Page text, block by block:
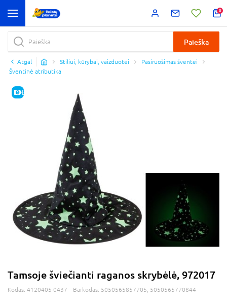
0
Paieška
Atgal Stiliui, kūrybai, vaizduotei
Pasiruošimas šventei
Šventinė atributika
E-KAINA
Tamsoje šviečianti raganos skrybėlė, 972017
Kodas: 4120405-0437 Barkodas: 5050565857705, 5050565770844